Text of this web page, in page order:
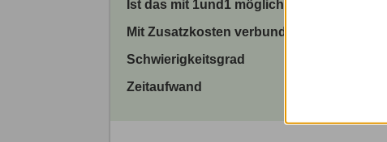
Ist das mit 1und1 möglich?
Mit Zusatzkosten verbunden?
Schwierigkeitsgrad
Zeitaufwand